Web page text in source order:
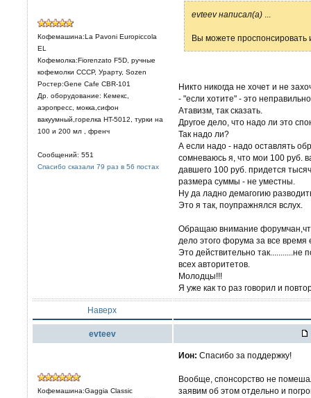
Кофемашина:La Pavoni Europiccola
EL
Кофемолка:Fiorenzato F5D, ручные
кофемолки СССР, Урарту, Sozen
Ростер:Gene Cafe CBR-101
Др. оборудование: Кемекс,
аэропресс, мокка,сифон
вакуумный,горелка HT-5012, турки на
100 и 200 мл , френч
Сообщений: 551
Спасибо сказали 79 раз в 56 постах
evteev написал(а)
Вы можете проспонсировать
Никто никогда не хочет и не
- "если хотите" - это
Атавизм, так сказать.
Другое дело, что надо ли это
Так надо ли?
А если надо - надо оставлять
сомневаюсь я, что мои 100 руб.
давшего 100 руб. придется
размера суммы - не уместны.
Ну да ладно демагогию
Это я так, поупражнялся вслух.
Обращаю внимание
дело этого форума за все время
Это действительно
всех авторитетов.
Молодцы!!!
Я уже как то раз говорил и
Наверх
evteev
Кофемашина:Gaggia Classic
Ион: Cпасибо за поддержку!
Вообще, спонсорство не
заявим об этом отдельно и